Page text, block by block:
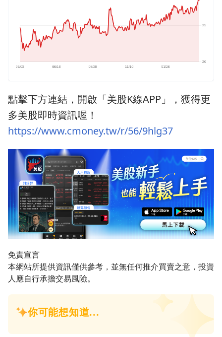
點擊下方連結，開啟「美股K線APP」，獲得更
多美股即時資訊喔！
https://www.cmoney.tw/r/56/9hlg37
免責宣言
本網站所提供資訊僅供參考，並無任何推介買賣之意，投資
人應自行承擔交易風險。